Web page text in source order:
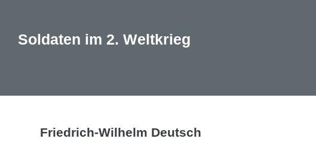
Soldaten im 2. Weltkrieg
Friedrich-Wilhelm Deutsch